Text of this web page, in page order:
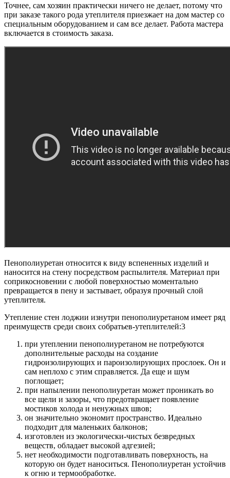
Точнее, сам хозяин практически ничего не делает, потому что
при заказе такого рода утеплителя приезжает на дом мастер со
специальным оборудованием и сам все делает. Работа мастера
включается в стоимость заказа.
Пенополиуретан относится к виду вспененных изделий и
наносится на стену посредством распылителя. Материал при
соприкосновении с любой поверхностью моментально
превращается в пену и застывает, образуя прочный слой
утеплителя.
Утепление стен лоджии изнутри пенополиуретаном имеет ряд
преимуществ среди своих собратьев-утеплителей:3
при утеплении пенополиуретаном не потребуются
дополнительные расходы на создание
гидроизолирующих и пароизолирующих прослоек. Он и
сам неплохо с этим справляется. Да еще и шум
поглощает;
при напылении пенополиуретан может проникать во
все щели и зазоры, что предотвращает появление
мостиков холода и ненужных швов;
он значительно экономит пространство. Идеально
подходит для маленьких балконов;
изготовлен из экологически-чистых безвредных
веществ, обладает высокой адгезией;
нет необходимости подготавливать поверхность, на
которую он будет наноситься. Пенополиуретан устойчив
к огню и термообработке.